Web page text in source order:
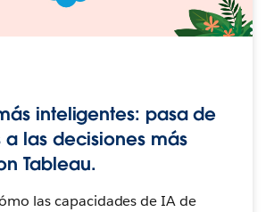
inteligentes: pasa de
a las decisiones más
Tableau.
las capacidades de IA de